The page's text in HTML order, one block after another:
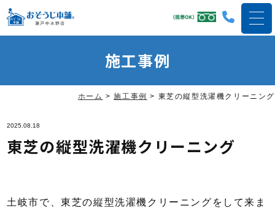
施工事例
ホーム >施工事例 > 東芝の縦型洗濯機クリーニング
2025.08.18
東芝の縦型洗濯機クリーニング
土岐市で、東芝の縦型洗濯機クリーニングをして来ま